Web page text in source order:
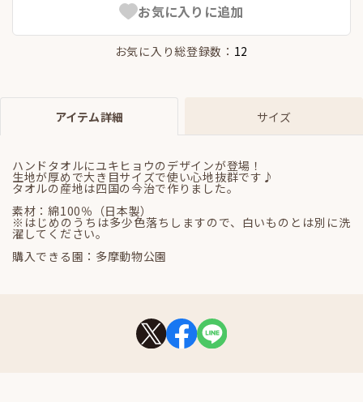
お気に入りに追加
お気に入り総登録数： 12
アイテム詳細 サイズ
ハンドタオルにユキヒョウのデザインが登場！
生地が厚めで大き目サイズで使い心地抜群です♪
タオルの産地は四国の今治で作りました。
素材：綿100％（日本製）
※はじめのうちは多少色落ちしますので、白いものとは別に洗
濯してください。
購入できる園：多摩動物公園